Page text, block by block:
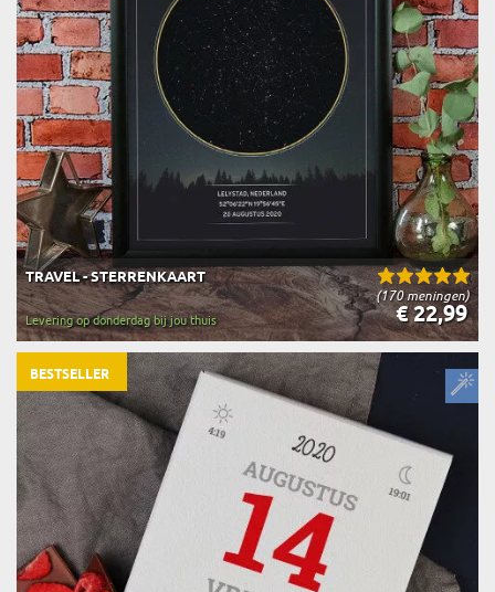
(170 meningen)
TRAVEL - STERRENKAART
€ 22,99
Levering op donderdag bij jou thuis
BESTSELLER